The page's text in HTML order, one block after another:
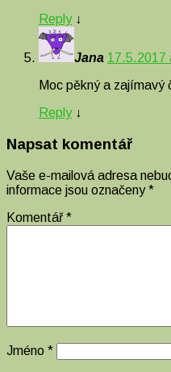
Reply ↓
Jana 17.5.2017
Moc pěkný a zajímavý
Reply ↓
Napsat komentář
Vaše e-mailová adresa
informace jsou označeny*
Komentář*
Jméno *